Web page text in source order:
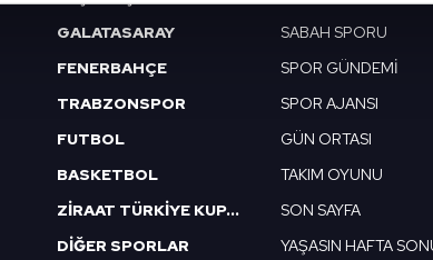
sunabilmek için İnternet Sitemizde kendimize ve
kişisel verileriniz işlenmekte olup gerekli olan
yapılması, amaçlarıyla sınırlı olarak açık
aşağıda yer alan panel vasıtasıyla
Korunması Kanunu uyarınca hazırlanmış
GALATASARAY
FENERBAHÇE
TRABZONSPOR
FUTBOL
BASKETBOL
ZİRAAT TÜRKİYE KUPASI
DİĞER SPORLAR
SABAH SPORU
SPOR GÜNDEMİ
SPOR AJANSI
GÜN ORTASI
TAKIM OYUNU
SON SAYFA
YAŞASIN HAFTA